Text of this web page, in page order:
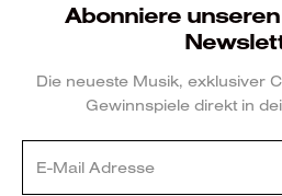
Abonniere
Die neueste Musik, exklusiver
Gewinnspiele direkt in